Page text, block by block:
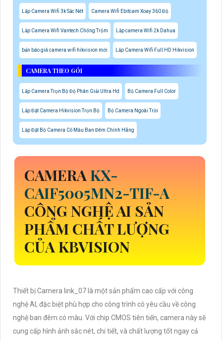
Lắp Camera Wifi 3k Sắc Nét Camera Wifi Ebitcam Xoay 360 Độ
Lăp Camera Wifi Vantech Chống Trộm Lắp camera Wifi 2k Dahua
bản báo giá camera wifi hikvision mới Lắp Camera Wifi Full HD Hikvision
CAMERA THEO GÓI
Lắp Camera Trọn Bộ Độ Phân Giải Ultra Hd Bộ Camera Full Color
Lắp Đặt Camera Hikvision Trọn Bộ Bộ Camera Ngoài Trời
Lắp Đặt Bộ Camera Có Màu Ban Đêm Chính Hãng
CAMERAKX-
CAIF5005MN2-TIF-A
CÔNG NGHỆ AI SẢN
PHẨM CHẤT LƯỢNG
CỦA KBVISION
Thiết bị Camera link_07 là một sản phẩm cao cấp với công
nghệ AI, đặc biệt phù hợp cho công trình có yêu cầu về công
nghệ ban đêm có màu. Với chip CMOS tiên tiến, camera này sẽ
cung cấp hình ảnh sắc nét, chi tiết, và chất lượng tốt ngay cả